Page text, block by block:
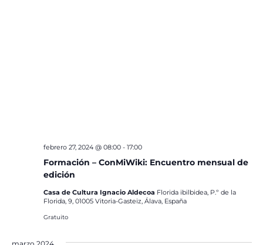
Formación – ConMiWiki: Encuentro mensual de
edición
febrero 27, 2024 @ 08:00- 17:00
Casa de Cultura Ignacio Aldecoa Florida ibilbidea, P.º de la
Florida, 9, 01005 Vitoria-Gasteiz, Álava, España
Gratuito